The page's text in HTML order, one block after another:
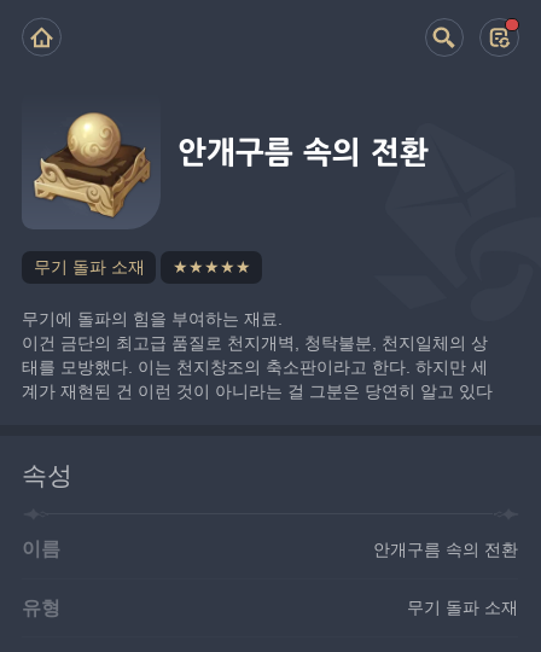
안개구름 속의 전환
무기 돌파 소재 ★★★★★
무기에 돌파의 힘을 부여하는 재료.
이건 금단의 최고급 품질로 천지개벽, 청탁불분, 천지일체의 상
태를 모방했다. 이는 천지창조의 축소판이라고 한다. 하지만 세
계가 재현된 건 이런 것이 아니라는 걸 그분은 당연히 알고 있다
속성
이름 안개구름 속의 전환
유형 무기 돌파 소재